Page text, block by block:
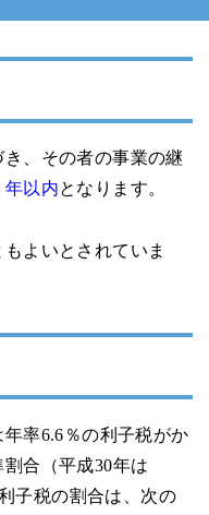
、その者の事業の継
年以内となります。
よいとされていま
率6.6％の利子税がか
合（平成30年は
子税の割合は、次の